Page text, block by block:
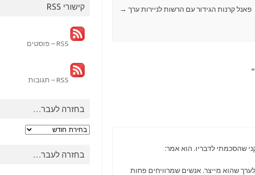
פאנל קרנות הגידור עם הרשות לניירות ערך →
”
שהסכמתי לדבריו. הוא אמר:
שהוא מייצר. אנשים שמרוויחים פחות
קישורי RSS
בחזרה לעבר…
בחזרה
בחזרה לעבר…